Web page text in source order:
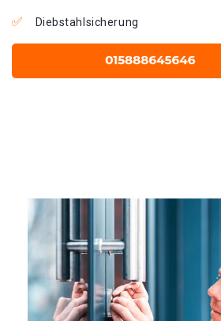
Diebstahlsicherung